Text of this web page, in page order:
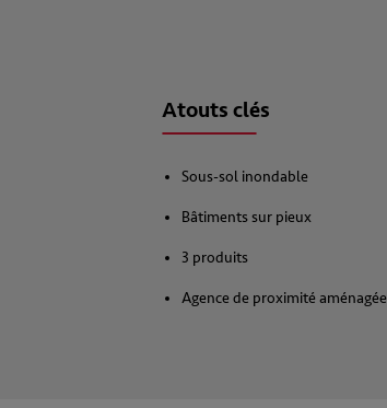
Atouts clés
Sous-sol inondable
Bâtiments sur pieux
3 produits
Agence de proximité aménagée